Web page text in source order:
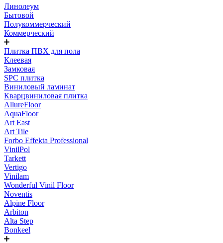
Линолеум
Бытовой
Полукоммерческий
Коммерческий
Плитка ПВХ для пола
Клеевая
Замковая
SPC плитка
Виниловый ламинат
Кварцвиниловая плитка
AllureFloor
AquaFloor
Art East
Art Tile
Forbo Effekta Professional
VinilPol
Tarkett
Vertigo
Vinilam
Wonderful Vinil Floor
Noventis
Alpine Floor
Arbiton
Alta Step
Bonkeel